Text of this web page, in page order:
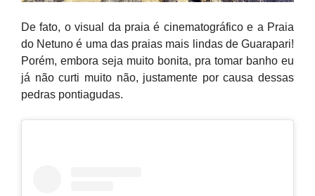
De fato, o visual da praia é cinematográfico e a Praia
do Netuno é uma das praias mais lindas de Guarapari!
Porém, embora seja muito bonita, pra tomar banho eu
já não curti muito não, justamente por causa dessas
pedras pontiagudas.